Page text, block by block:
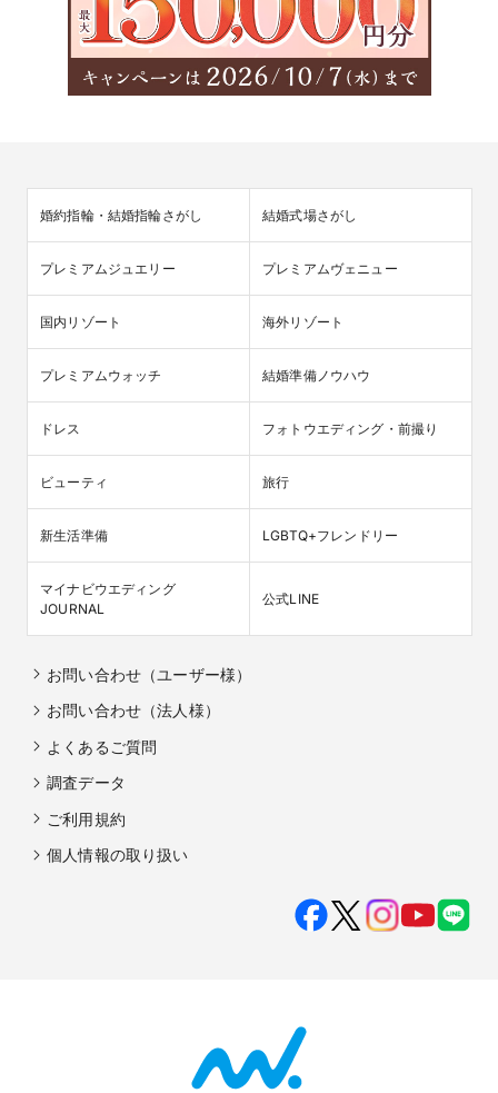
婚約指輪・結婚指輪さがし 結婚式場さがし
プレミアムジュエリー プレミアムヴェニュー
国内リゾート 海外リゾート
プレミアムウォッチ 結婚準備ノウハウ
ドレス フォトウエディング・前撮り
ビューティ 旅行
新生活準備 LGBTQ+フレンドリー
マイナビウエディング
JOURNAL
公式LINE
お問い合わせ（ユーザー様）
お問い合わせ（法人様）
よくあるご質問
調査データ
ご利用規約
個人情報の取り扱い